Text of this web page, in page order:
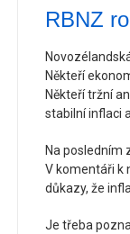
RBNZ
Někteří
Někteří tržní
stabilní inflaci
Na posledním
V komentáři k
důkazy, že
Je třeba